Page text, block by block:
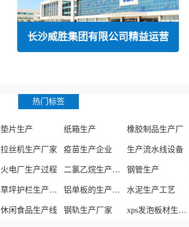
长沙威胜集团有限公司精益运营
热门标签
垫片生产 纸箱生产 橡胶制品生产厂
拉丝机生产厂家 疫苗生产企业 生产流水线设备
火电厂生产过程 二氯乙烷生产厂家 钢管生产
草坪护栏生产厂家 铝单板的生产厂家 水泥生产工艺
休闲食品生产线 钢轨生产厂家 xps发泡板材生产线